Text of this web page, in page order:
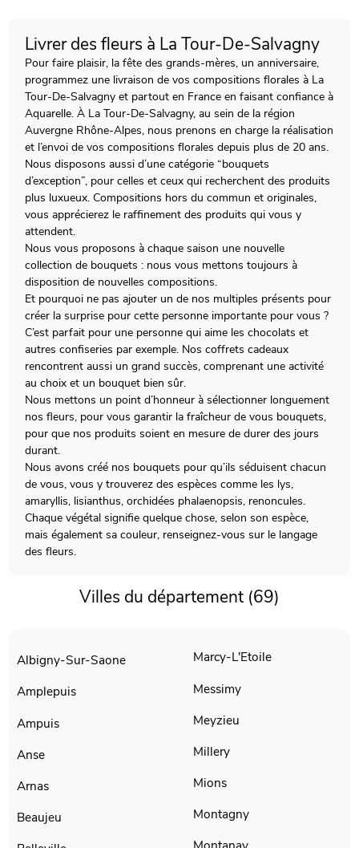
Livrer des fleurs à La Tour-De-Salvagny
Pour faire plaisir, la fête des grands-mères, un anniversaire,
programmez une livraison de vos compositions florales à La
Tour-De-Salvagny et partout en France en faisant confiance à
Aquarelle. À La Tour-De-Salvagny, au sein de la région
Auvergne Rhône-Alpes, nous prenons en charge la réalisation
et l’envoi de vos compositions florales depuis plus de 20 ans.
Nous disposons aussi d’une catégorie “bouquets
d’exception”, pour celles et ceux qui recherchent des produits
plus luxueux. Compositions hors du commun et originales,
vous apprécierez le raffinement des produits qui vous y
attendent.
Nous vous proposons à chaque saison une nouvelle
collection de bouquets : nous vous mettons toujours à
disposition de nouvelles compositions.
Et pourquoi ne pas ajouter un de nos multiples présents pour
créer la surprise pour cette personne importante pour vous ?
C’est parfait pour une personne qui aime les chocolats et
autres confiseries par exemple. Nos coffrets cadeaux
rencontrent aussi un grand succès, comprenant une activité
au choix et un bouquet bien sûr.
Nous mettons un point d’honneur à sélectionner longuement
nos fleurs, pour vous garantir la fraîcheur de vous bouquets,
pour que nos produits soient en mesure de durer des jours
durant.
Nous avons créé nos bouquets pour qu’ils séduisent chacun
de vous, vous y trouverez des espèces comme les lys,
amaryllis, lisianthus, orchidées phalaenopsis, renoncules.
Chaque végétal signifie quelque chose, selon son espèce,
mais également sa couleur, renseignez-vous sur le langage
des fleurs.
Villes du département (69)
Albigny-Sur-Saone
Amplepuis
Ampuis
Anse
Arnas
Beaujeu
Marcy-L'Etoile
Messimy
Meyzieu
Millery
Mions
Montagny